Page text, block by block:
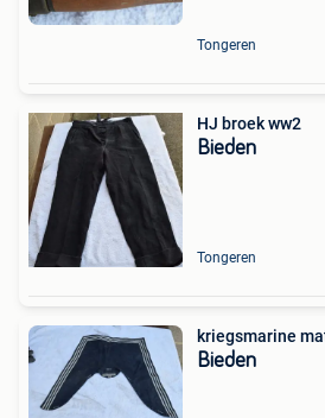
Tongeren
HJ broek ww2
Bieden
Tongeren
kriegsmarine
Bieden